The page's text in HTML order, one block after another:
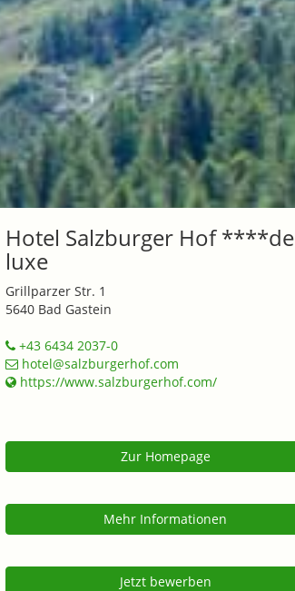
Hotel Salzburger Hof ****de
luxe
Grillparzer Str. 1
5640 Bad Gastein
+43 6434 2037-0
hotel@salzburgerhof.com
https://www.salzburgerhof.com/
Zur Homepage
Mehr Informationen
Jetzt bewerben